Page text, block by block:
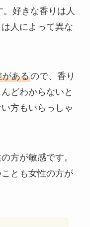
。好きな香りは人
人によって異な
があるので、香り
どわからないと
方もいらっしゃ
方が敏感です。
とも女性の方が